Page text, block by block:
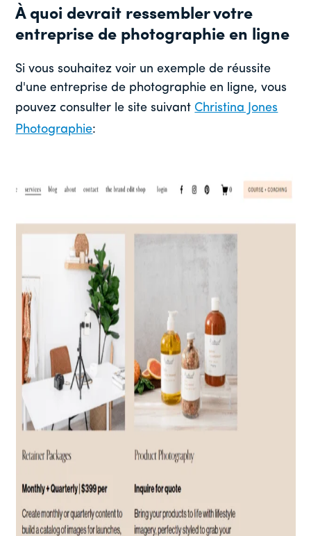
À quoi devrait ressembler votre
entreprise de photographie en ligne
Si vous souhaitez voir un exemple de réussite
d'une entreprise de photographie en ligne, vous
pouvez consulter le site suivant Christina Jones
Photographie: